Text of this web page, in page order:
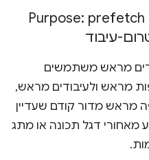
הפסקת שליחת הכותרת Purpose: prefetch
עיבוד
מראש משתמשים
מראש ולעיבודים מראש,
מראש מדור קודם שעדיין
מאחורי דגל תכונה או מתג